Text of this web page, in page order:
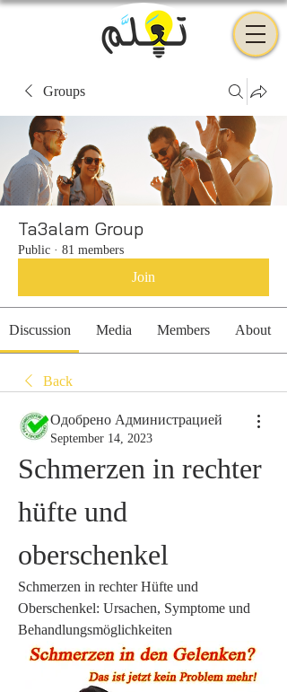
Groups
Ta3alam Group
Public · 81 members
Join
Discussion Media Members About
Back
Одобрено Администрацией
September 14, 2023
Schmerzen in rechter
hüfte und
oberschenkel
Schmerzen in rechter Hüfte und
Oberschenkel: Ursachen, Symptome und
Behandlungsmöglichkeiten